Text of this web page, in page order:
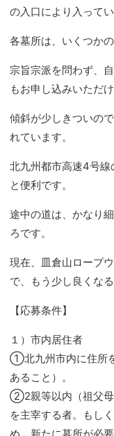
の入口により入って
各墓所は、いくつか
宗旨宗派を問わず、
もお申し込みいただけ
傾斜が少しきついの
れています。
北九州都市高速4号線
と便利です。
途中の道は、かなり
ろです。
現在、皿倉山ロープ
で、もう少し良くな
【応募条件】
１）市内居住者
①北九州市内に住所
あること）。
②2親等以内（祖父母
を主宰する者。もし